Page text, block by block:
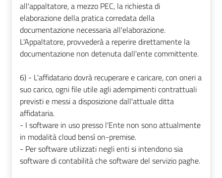
all'appaltatore, a mezzo PEC, la richiesta di
elaborazione della pratica corredata della
documentazione necessaria all'elaborazione.
L'Appaltatore, provvederà a reperire direttamente la
documentazione non detenuta dall'ente committente.
6) - L'affidatario dovrà recuperare e caricare, con oneri a
suo carico, ogni file utile agli adempimenti contrattuali
previsti e messi a disposizione dall'attuale ditta
affidataria.
- I software in uso presso l'Ente non sono attualmente
in modalità cloud bensì on-premise.
- Per software utilizzati negli enti si intendono sia
software di contabilità che software del servizio paghe.